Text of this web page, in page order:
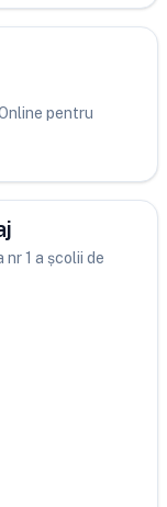
pentru
1 a școlii de